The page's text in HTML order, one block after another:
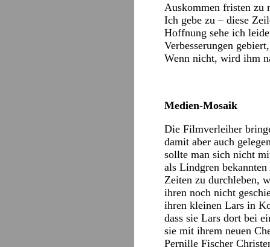
Auskommen fristen zu
Ich gebe zu – diese
Hoffnung sehe ich
Verbesserungen
Wenn nicht, wird ihm
Medien-Mosaik
Die Filmverleiher
damit aber auch
sollte man sich nicht
als Lindgren
Zeiten zu durchleben,
ihren noch nicht
ihren kleinen Lars in
dass sie Lars dort bei
sie mit ihrem neuen
Pernille Fischer